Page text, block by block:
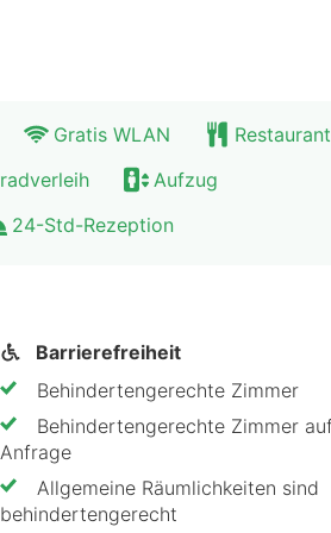
Gratis WLAN
Restaurant
Aufzug
24-Std-Rezeption
Barrierefreiheit
Behindertengerechte Zimmer
Anfrage
Allgemeine Räumlichkeiten sind
behindertengerecht